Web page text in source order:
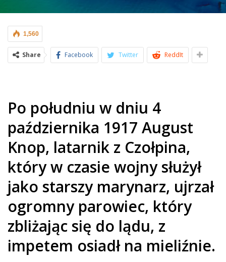
1,560
Share Facebook Twitter ReddIt
Po południu w dniu 4
października 1917 August
Knop, latarnik z Czołpina,
który w czasie wojny służył
jako starszy marynarz, ujrzał
ogromny parowiec, który
zbliżając się do lądu, z
impetem osiadł na mieliźnie.